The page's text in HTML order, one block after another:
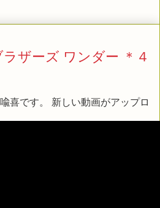
ザーズ ワンダー ＊４
喜です。 新しい動画がアップロ